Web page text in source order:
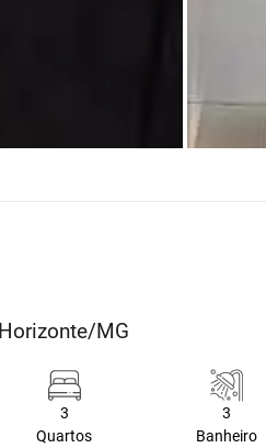
MG
3
Quartos
3
Banheiro